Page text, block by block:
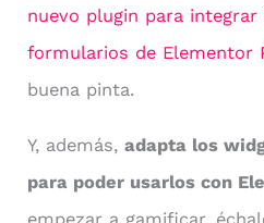
nuevo plugin para integrar
formularios de Elementor
buena pinta.
Y, además, adapta los
para poder usarlos con